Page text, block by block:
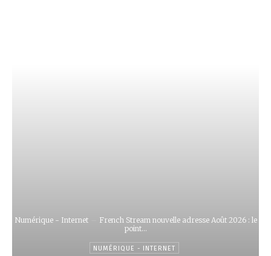
Numérique - Internet
French Stream nouvelle adresse Août 2026 : le
point...
NUMÉRIQUE - INTERNET